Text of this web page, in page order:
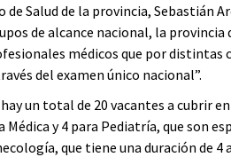
Salud de la provincia, Sebastián
de alcance nacional, la provincia
médicos que por distintas
del examen único nacional”.
un total de 20 vacantes a cubrir
y 4 para Pediatría, que son
que tiene una duración de 4